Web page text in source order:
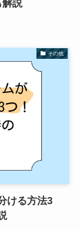
解説
その他
ける方法3